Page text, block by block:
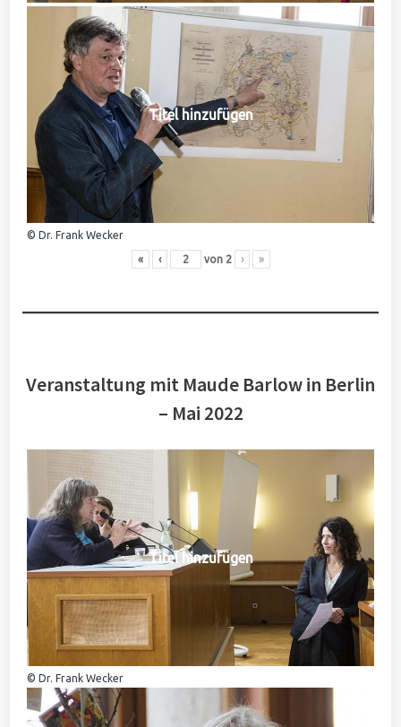
Titel hinzufügen
© Dr. Frank Wecker
« ‹ von 2 › »
Veranstaltung mit Maude Barlow in Berlin
– Mai 2022
Titel hinzufügen
© Dr. Frank Wecker